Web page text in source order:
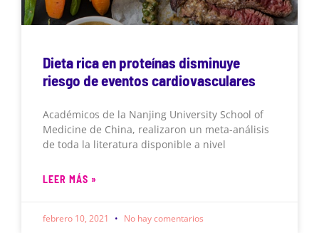
Dieta rica en proteínas disminuye
riesgo de eventos cardiovasculares
Académicos de la Nanjing University School of
Medicine de China, realizaron un meta-análisis
de toda la literatura disponible a nivel
LEER MÁS »
febrero 10, 2021 No hay comentarios